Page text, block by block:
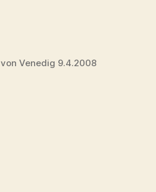
Venedig 9.4.2008